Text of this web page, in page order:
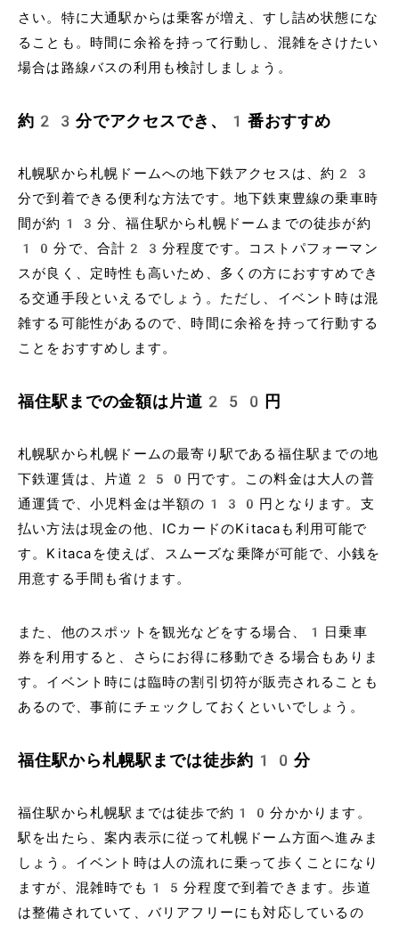
さい。特に大通駅からは乗客が増え、すし詰め状態にな
ることも。時間に余裕を持って行動し、混雑をさけたい
場合は路線バスの利用も検討しましょう。
約23分でアクセスでき、1番おすすめ
札幌駅から札幌ドームへの地下鉄アクセスは、約23
分で到着できる便利な方法です。地下鉄東豊線の乗車時
間が約13分、福住駅から札幌ドームまでの徒歩が約
10分で、合計23分程度です。コストパフォーマン
スが良く、定時性も高いため、多くの方におすすめでき
る交通手段といえるでしょう。ただし、イベント時は混
雑する可能性があるので、時間に余裕を持って行動する
ことをおすすめします。
福住駅までの金額は片道250円
札幌駅から札幌ドームの最寄り駅である福住駅までの地
下鉄運賃は、片道250円です。この料金は大人の普
通運賃で、小児料金は半額の130円となります。支
払い方法は現金の他、ICカードのKitacaも利用可能で
す。Kitacaを使えば、スムーズな乗降が可能で、小銭を
用意する手間も省けます。
また、他のスポットを観光などをする場合、1日乗車
券を利用すると、さらにお得に移動できる場合もありま
す。イベント時には臨時の割引切符が販売されることも
あるので、事前にチェックしておくといいでしょう。
福住駅から札幌駅までは徒歩約10分
福住駅から札幌駅までは徒歩で約10分かかります。
駅を出たら、案内表示に従って札幌ドーム方面へ進みま
しょう。イベント時は人の流れに乗って歩くことになり
ますが、混雑時でも15分程度で到着できます。歩道
は整備されていて、バリアフリーにも対応しているの